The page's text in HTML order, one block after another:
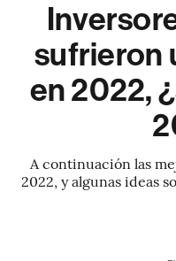
sufrieron
en 2022,
A continuación las
2022, y algunas ideas